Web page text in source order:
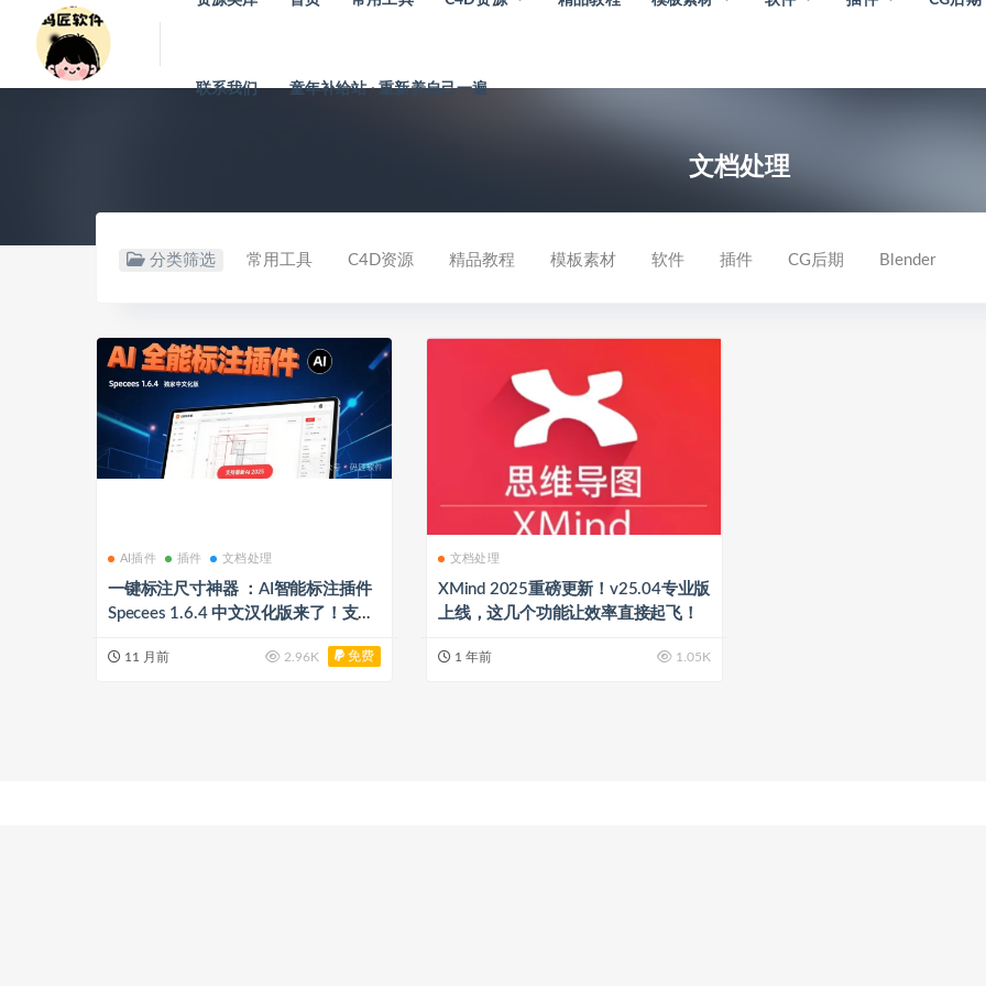
联系我们 童年补给站 · 重新养自己一遍
文档处理
分类筛选 常用工具 C4D资源 精品教程 模板素材 软件 插件 CG后期 Blender
AI插件 插件 文档处理
一键标注尺寸神器 ：AI智能标注插件
Specees 1.6.4 中文汉化版来了！支持
11 月前 2.96K 免费
文档处理
XMind 2025重磅更新！v25.04专业版
上线，这几个功能让效率直接起飞！
1 年前 1.05K